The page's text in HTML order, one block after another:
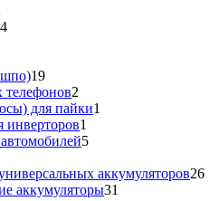
товара
44
1919
товаров
2
товара
для пайки1
инверторов1
товар
55
аккумуляторов2626
аккумуляторы31